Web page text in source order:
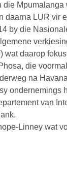
die
daarna LUR vir
by die
wat daarop
die
na
ondernemings
van
Linney wat